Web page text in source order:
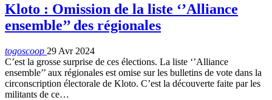
Kloto : Omission de la liste ‘’Alliance
ensemble’’ des régionales
togoscoop 29 Avr 2024
C’est la grosse surprise de ces élections. La liste ‘’Alliance
ensemble’’ aux régionales est omise sur les bulletins de vote dans la
circonscription électorale de Kloto. C’est la découverte faite par les
militants de ce…